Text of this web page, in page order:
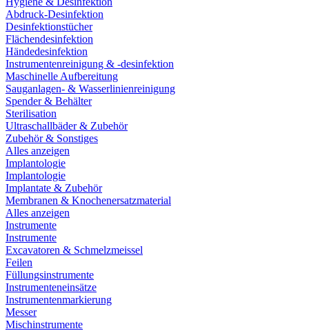
Abdruck-Desinfektion
Desinfektionstücher
Flächendesinfektion
Händedesinfektion
Instrumentenreinigung & -desinfektion
Maschinelle Aufbereitung
Sauganlagen- & Wasserlinienreinigung
Spender & Behälter
Sterilisation
Ultraschallbäder & Zubehör
Zubehör & Sonstiges
Alles anzeigen
Implantologie
Implantologie
Implantate & Zubehör
Membranen & Knochenersatzmaterial
Alles anzeigen
Instrumente
Instrumente
Excavatoren & Schmelzmeissel
Feilen
Füllungsinstrumente
Instrumenteneinsätze
Instrumentenmarkierung
Messer
Mischinstrumente